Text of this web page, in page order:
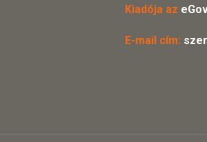
Kiadója az
E-mail cím: